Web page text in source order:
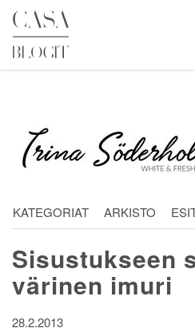
Skip
content
KATEGORIAT ARKISTO
Sisustukseen
värinen imuri
28.2.2013